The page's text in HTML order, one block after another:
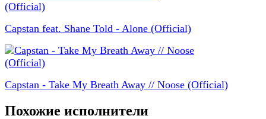
Capstan feat. Shane Told - Alone (Official)
Capstan - Take My Breath Away // Noose (Official)
Похожие исполнители